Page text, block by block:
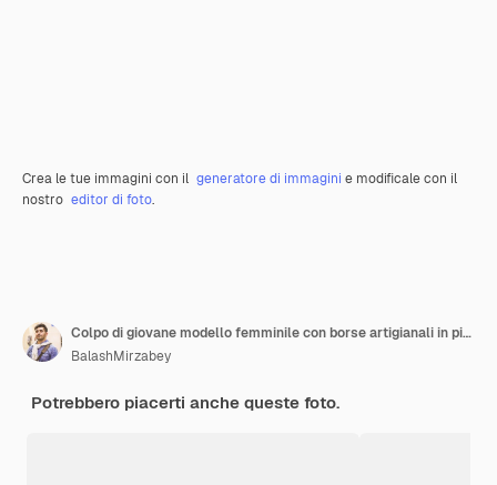
Crea le tue immagini con il generatore di immagini e modificale con il
nostro editor di foto.
Colpo di giovane modello femminile con borse artigianali in piedi su bianco. Foto di alta qualità
BalashMirzabey
Potrebbero piacerti anche queste foto.